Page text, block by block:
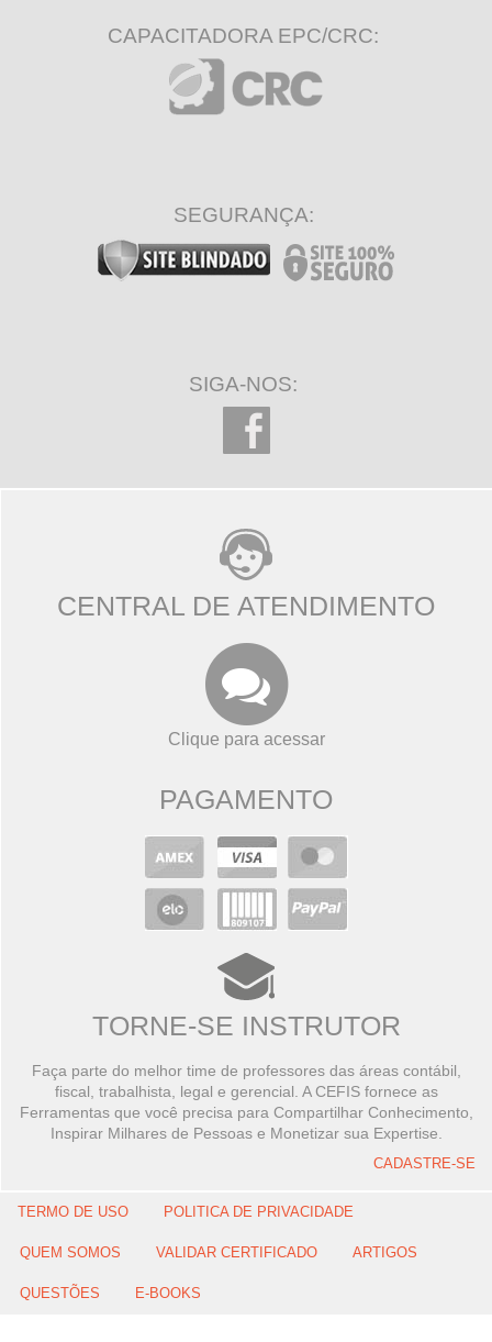
CAPACITADORA EPC/CRC:
SEGURANÇA:
SIGA-NOS:
CENTRAL DE ATENDIMENTO
Clique para acessar
PAGAMENTO
TORNE-SE INSTRUTOR
Faça parte do melhor time de professores das áreas contábil,
fiscal, trabalhista, legal e gerencial. A CEFIS fornece as
Ferramentas que você precisa para Compartilhar Conhecimento,
Inspirar Milhares de Pessoas e Monetizar sua Expertise.
CADASTRE-SE
TERMO DE USO POLITICA DE PRIVACIDADE
QUEM SOMOS VALIDAR CERTIFICADO ARTIGOS
QUESTÕES E-BOOKS